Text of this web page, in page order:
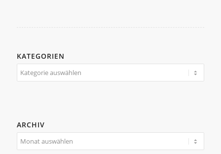
KATEGORIEN
Kategorien
ARCHIV